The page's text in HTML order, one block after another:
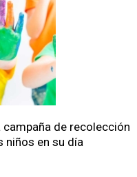
campaña de recolección
niños en su día